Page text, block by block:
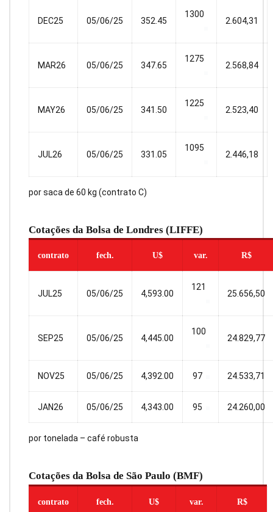
DEC25 05/06/25 352.45
1300
2.604,31
MAR26 05/06/25 347.65
1275
2.568,84
MAY26 05/06/25 341.50
1225
2.523,40
JUL26 05/06/25 331.05
1095
2.446,18
por saca de 60 kg (contrato C)
Cotações da Bolsa de Londres (LIFFE)
contrato fech. U$ var. R$
JUL25 05/06/25 4,593.00
121
25.656,50
SEP25 05/06/25 4,445.00
100
24.829,77
NOV25 05/06/25 4,392.00 97 24.533,71
JAN26 05/06/25 4,343.00 95 24.260,00
por tonelada – café robusta
Cotações da Bolsa de São Paulo (BMF)
contrato fech. U$ var. R$